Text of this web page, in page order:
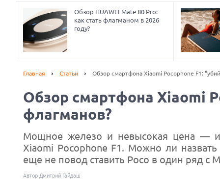
Обзор HUAWEI Mate 80 Pro:
как стать флагманом в 2026
году?
Главная Статьи Обзор смартфона Xiaomi Pocophone F1:
Обзор смартфона Xiaomi
флагманов?
Мощное железо и невысокая цена —
Xiaomi Pocophone F1. Можно ли
еще не повод ставить Poco в один ряд с
Автор Дмитрий Гайдаш